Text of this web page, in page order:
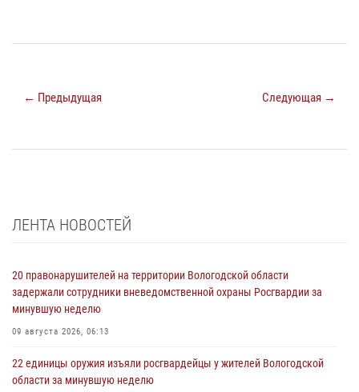
← Предыдущая Следующая →
ЛЕНТА НОВОСТЕЙ
20 правонарушителей на территории Вологодской области
задержали сотрудники вневедомственной охраны Росгвардии за
минувшую неделю
09 августа 2026, 06:13
22 единицы оружия изъяли росгвардейцы у жителей Вологодской
области за минувшую неделю